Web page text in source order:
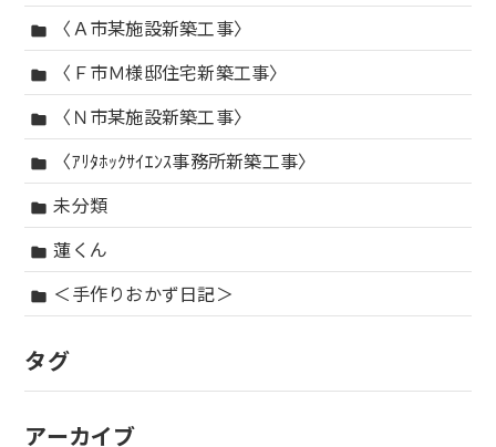
folder 〈Ａ市某施設新築工事〉
folder 〈Ｆ市Ｍ様邸住宅新築工事〉
folder 〈Ｎ市某施設新築工事〉
folder 〈ｱﾘﾀﾎｯｸｻｲｴﾝｽ事務所新築工事〉
folder 未分類
folder 蓮くん
folder ＜手作りおかず日記＞
タグ
アーカイブ